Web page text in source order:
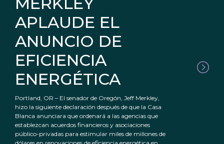
APLAUDE EL
ANUNCIO DE
EFICIENCIA
ENERGÉTICA
Portland, OR – El senador de Oregón, Jeff Merkley,
hizo la siguiente declaración después de que la Casa
Blanca anunciara que ordenará a las agencias que
establezcan acuerdos financieros y asociaciones
público-privadas para estimular miles de millones de